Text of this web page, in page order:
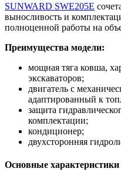
SUNWARD SWE205E
выносливость и
полноценной работы на
Преимущества модели:
мощная тяга ковша,
экскаваторов;
двигатель с
адаптированный к
защита
комплектации;
кондиционер;
двухсторонняя
Основные характеристики